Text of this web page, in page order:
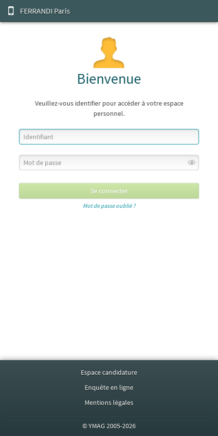
FERRANDI Paris
Bienvenue
Veuillez-vous identifier pour accéder à votre espace
personnel.
Mot de passe oublié ?
Espace candidature
Enquête en ligne
Mentions légales
©YMAG 2005-2026